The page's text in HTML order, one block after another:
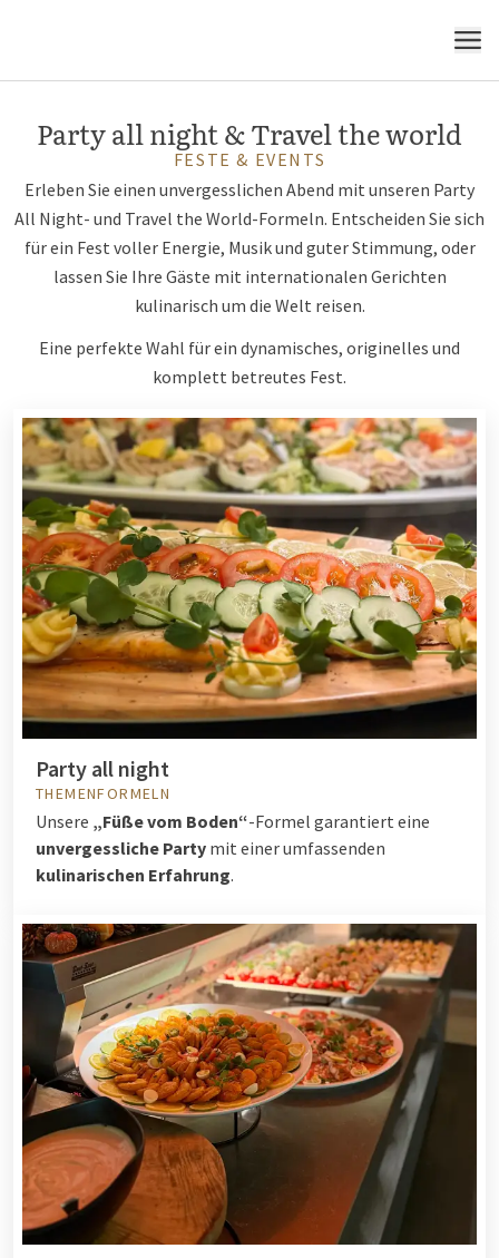
MENÜ
Party all night & Travel the world
FESTE & EVENTS
Erleben Sie einen unvergesslichen Abend mit unseren Party
All Night- und Travel the World-Formeln. Entscheiden Sie sich
für ein Fest voller Energie, Musik und guter Stimmung, oder
lassen Sie Ihre Gäste mit internationalen Gerichten
kulinarisch um die Welt reisen.
Eine perfekte Wahl für ein dynamisches, originelles und
komplett betreutes Fest.
Party all night
THEMENFORMELN
Unsere „Füße vom Boden“-Formel garantiert eine
unvergessliche Party mit einer umfassenden
kulinarischen Erfahrung.